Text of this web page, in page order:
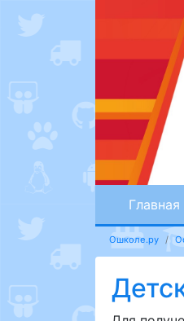
Главная
Ошколе.ру